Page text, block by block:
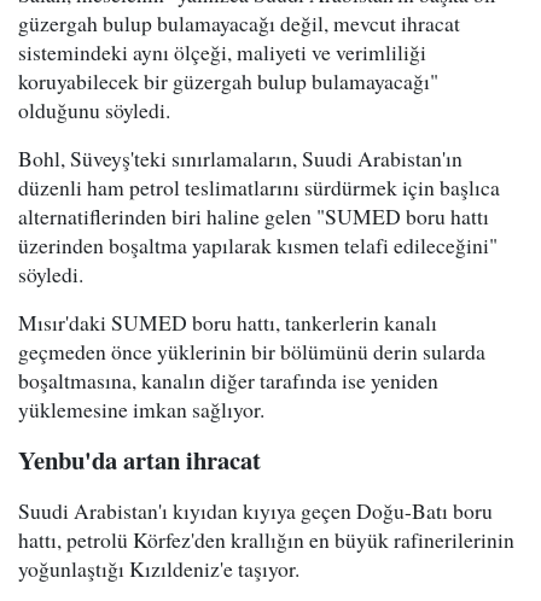
güzergah bulup bulamayacağı değil, mevcut ihracat
sistemindeki aynı ölçeği, maliyeti ve verimliliği
koruyabilecek bir güzergah bulup bulamayacağı"
olduğunu söyledi.
Bohl, Süveyş'teki sınırlamaların, Suudi Arabistan'ın
düzenli ham petrol teslimatlarını sürdürmek için başlıca
alternatiflerinden biri haline gelen "SUMED boru hattı
üzerinden boşaltma yapılarak kısmen telafi edileceğini"
söyledi.
Mısır'daki SUMED boru hattı, tankerlerin kanalı
geçmeden önce yüklerinin bir bölümünü derin sularda
boşaltmasına, kanalın diğer tarafında ise yeniden
yüklemesine imkan sağlıyor.
Yenbu'da artan ihracat
Suudi Arabistan'ı kıyıdan kıyıya geçen Doğu-Batı boru
hattı, petrolü Körfez'den krallığın en büyük rafinerilerinin
yoğunlaştığı Kızıldeniz'e taşıyor.